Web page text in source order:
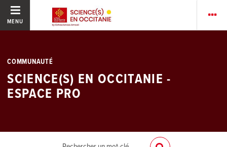
MENU
COMMUNAUTÉ
SCIENCE(S) EN OCCITANIE -
ESPACE PRO